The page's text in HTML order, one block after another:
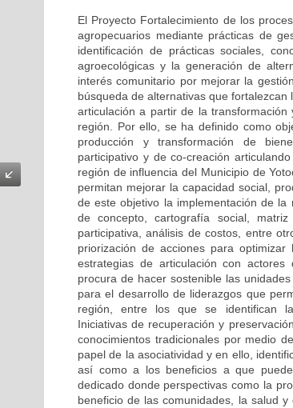
El Proyecto Fortalecimiento de los
agropecuarios mediante prácticas de
identificación de prácticas sociales,
agroecológicas y la generación de
interés comunitario por mejorar la
búsqueda de alternativas que
articulación a partir de la
región. Por ello, se ha definido como
producción y transformación de
participativo y de co-creación
región de influencia del Municipio de
permitan mejorar la capacidad social,
de este objetivo la implementación de
de concepto, cartografía social,
participativa, análisis de costos, entre
priorización de acciones para
estrategias de articulación con
procura de hacer sostenible las
para el desarrollo de liderazgos que
región, entre los que se identifican
Iniciativas de recuperación y
conocimientos tradicionales por medio
papel de la asociatividad y en ello,
así como a los beneficios a que
dedicado donde perspectivas como la
beneficio de las comunidades, la salud